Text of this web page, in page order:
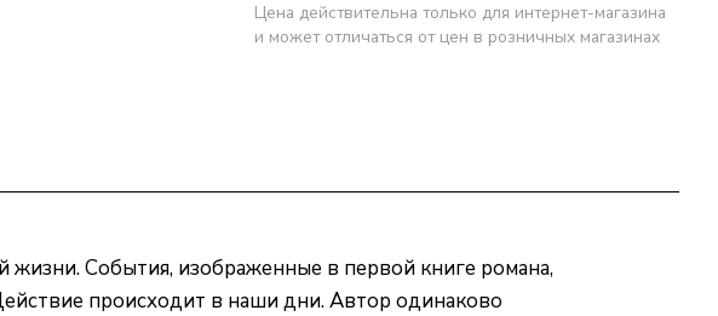
Цена действительна только для интернет-магазина
и может отличаться от цен в розничных магазинах
События, изображенные в первой книге романа,
происходит в наши дни. Автор одинаково